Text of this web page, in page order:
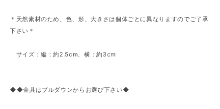
＊天然素材のため、色、形、大きさは個体ごとに異なりますのでご了承
下さい＊
サイズ：縦：約2.5cm、横：約3cm
◆◆金具はプルダウンからお選び下さい◆